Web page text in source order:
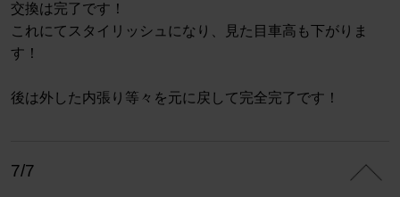
交換は完了です！
これにてスタイリッシュになり、見た目車高も下がりま
す！
後は外した内張り等々を元に戻して完全完了です！
7/7